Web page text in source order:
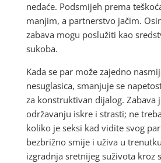
nedaće. Podsmijeh prema
manjim, a partnerstvo jačim.
zabava mogu poslužiti kao
sukoba.
Kada se par može zajedno
nesuglasica, smanjuje se
za konstruktivan dijalog. Zabava
održavanju iskre i strasti; ne
koliko je seksi kad vidite svog
bezbrižno smije i uživa u
izgradnja sretnijeg suživota kroz